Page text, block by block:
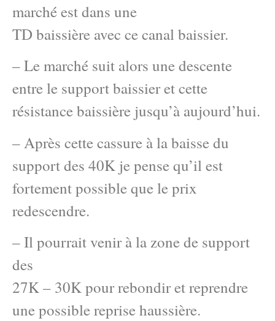
marché est dans une
TD baissière avec ce canal baissier.
– Le marché suit alors une descente
entre le support baissier et cette
résistance baissière jusqu’à aujourd’hui.
– Après cette cassure à la baisse du
support des 40K je pense qu’il est
fortement possible que le prix
redescendre.
– Il pourrait venir à la zone de support
des
27K – 30K pour rebondir et reprendre
une possible reprise haussière.